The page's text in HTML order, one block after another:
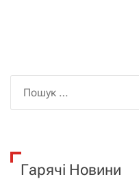
к
Гарячі Новини